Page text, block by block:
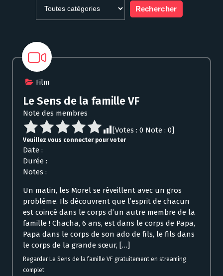
Film
Le Sens de la famille VF
Note des membres
[Votes : 0 Note : 0]
Veuillez vous connecter pour voter
Date :
Durée :
Notes :
Un matin, les Morel se réveillent avec un gros
problème. Ils découvrent que l’esprit de chacun
est coincé dans le corps d’un autre membre de la
famille ! Chacha, 6 ans, est dans le corps de Papa,
Papa dans le corps de son ado de fils, le fils dans
le corps de la grande sœur, […]
Regarder Le Sens de la famille VF gratuitement en streaming
complet